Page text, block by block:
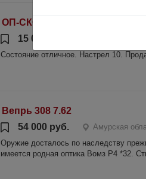
ОП-СКС
15 000 руб.
Состояние отличное. Настрел 10.
Вепрь 308 7.62
54 000 руб.
Амурская
Оружие досталось по наследству
имеется родная оптика Вомз Р4 *32.